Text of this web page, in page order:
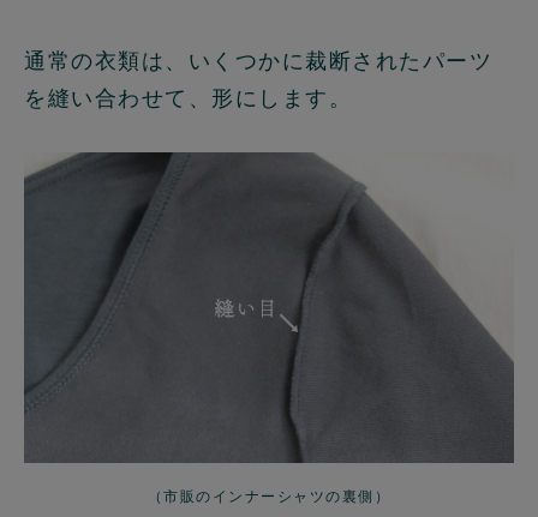
通常の衣類は、いくつかに裁断されたパーツ
を縫い合わせて、形にします。
（市販のインナーシャツの裏側）